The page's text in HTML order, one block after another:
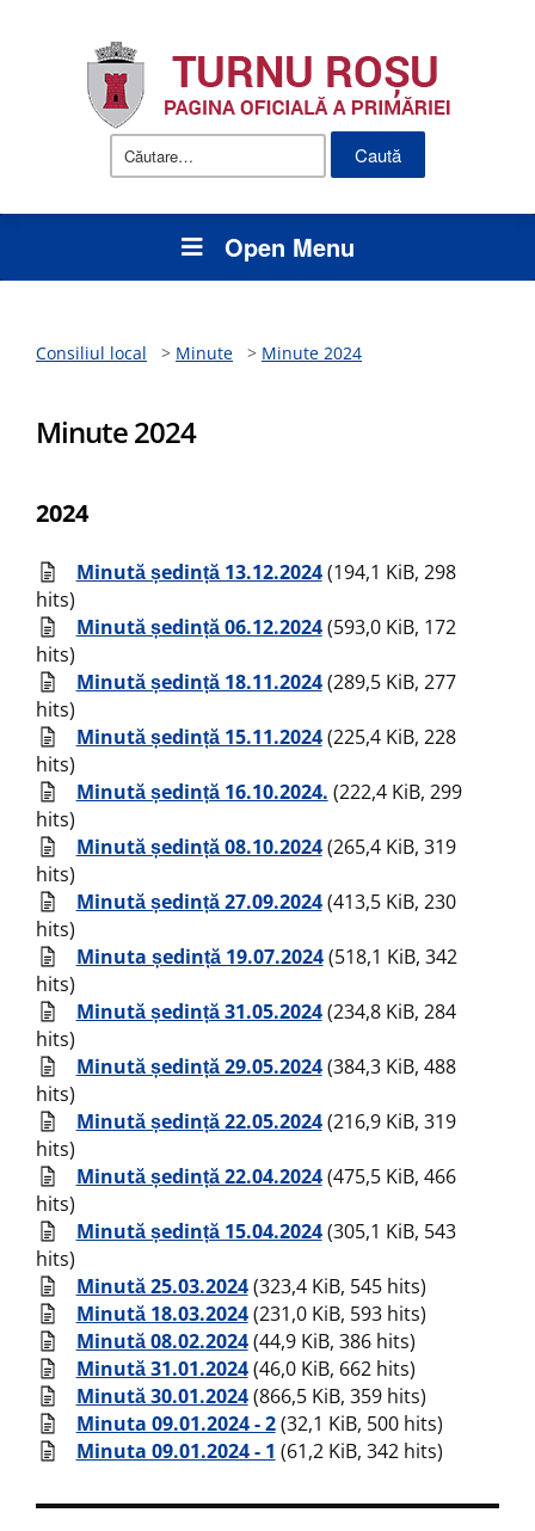
Caută
Open Menu
Consiliul local > Minute > Minute 2024
Minute 2024
2024
Minută ședință 13.12.2024(194,1 KiB, 298
hits)
Minută ședință 06.12.2024(593,0 KiB, 172
hits)
Minută ședință 18.11.2024(289,5 KiB, 277
hits)
Minută ședință 15.11.2024(225,4 KiB, 228
hits)
Minută ședință 16.10.2024. (222,4 KiB, 299
hits)
Minută ședință 08.10.2024(265,4 KiB, 319
hits)
Minută ședință 27.09.2024(413,5 KiB, 230
hits)
Minuta ședință 19.07.2024(518,1 KiB, 342
hits)
Minută ședință 31.05.2024(234,8 KiB, 284
hits)
Minută ședință 29.05.2024(384,3 KiB, 488
hits)
Minută ședință 22.05.2024(216,9 KiB, 319
hits)
Minută ședință 22.04.2024(475,5 KiB, 466
hits)
Minută ședință 15.04.2024(305,1 KiB, 543
hits)
Minută 25.03.2024(323,4 KiB, 545 hits)
Minută 18.03.2024(231,0 KiB, 593 hits)
Minută 08.02.2024(44,9 KiB, 386 hits)
Minută 31.01.2024(46,0 KiB, 662 hits)
Minută 30.01.2024(866,5 KiB, 359 hits)
Minuta 09.01.2024 - 2(32,1 KiB, 500 hits)
Minuta 09.01.2024 - 1 (61,2 KiB, 342 hits)